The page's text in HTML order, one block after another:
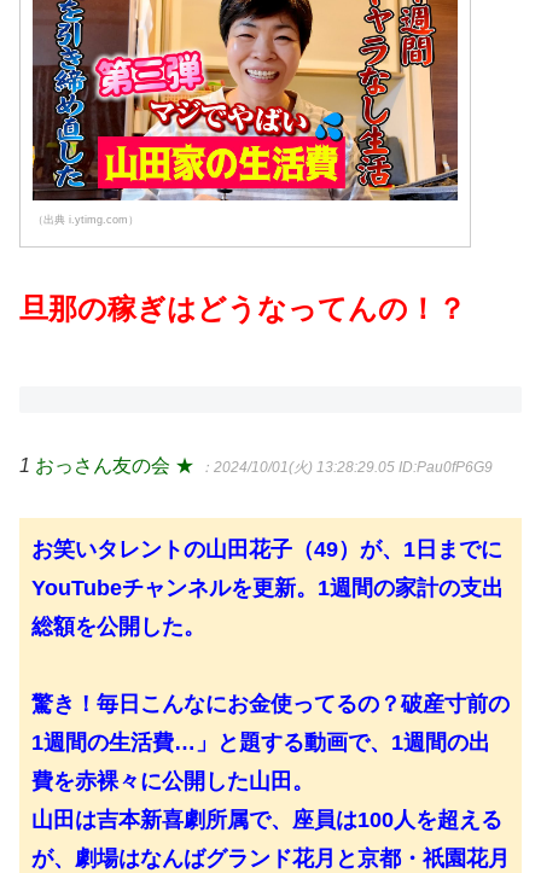
（出典 i.ytimg.com）
旦那の稼ぎはどうなってんの！？
1 おっさん友の会 ★ ：2024/10/01(火) 13:28:29.05 ID:Pau0fP6G9
お笑いタレントの山田花子（49）が、1日までに
YouTubeチャンネルを更新。1週間の家計の支出
総額を公開した。
驚き！毎日こんなにお金使ってるの？破産寸前の
1週間の生活費…」と題する動画で、1週間の出
費を赤裸々に公開した山田。
山田は吉本新喜劇所属で、座員は100人を超える
が、劇場はなんばグランド花月と京都・祇園花月